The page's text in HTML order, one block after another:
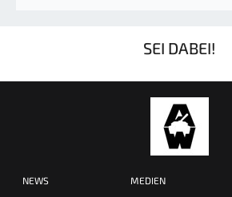
SEI DABEI!
NEWS MEDIEN